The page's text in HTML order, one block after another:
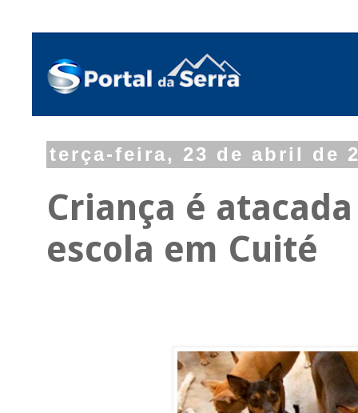
terça-feira, 23 de abril de
Criança é
escola em Cuité